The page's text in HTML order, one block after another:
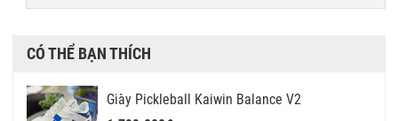
CÓ THỂ BẠN THÍCH
Giày Pickleball Kaiwin Balance V2